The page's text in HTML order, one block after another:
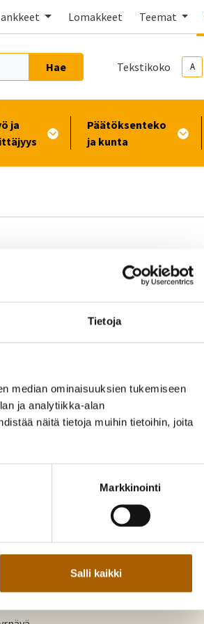
Tietoja
median ominaisuuksien tukemiseen
ja analytiikka-alan
näitä tietoja muihin tietoihin, joita
Markkinointi
Salli kaikki
Lomakkeet Teemat
Hae Tekstikoko A
ja
Päätöksenteko
ja kunta